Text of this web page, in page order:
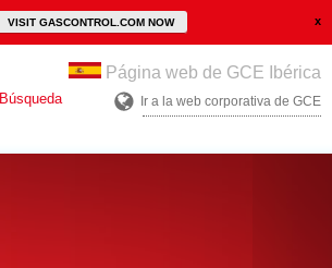
VISIT GASCONTROL.COM NOW
Búsqueda
Página web de GCE Ibérica
Ir a la web corporativa de GCE